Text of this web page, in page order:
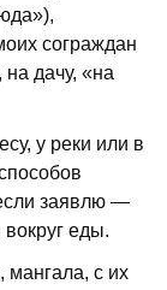
сограждан
дачу, «на
у реки или в
заявлю —
еды.
мангала, с их